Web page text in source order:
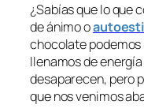
¿Sabías que lo que
de ánimo o
chocolate
llenamos de
desaparecen, pero
que nos venimos